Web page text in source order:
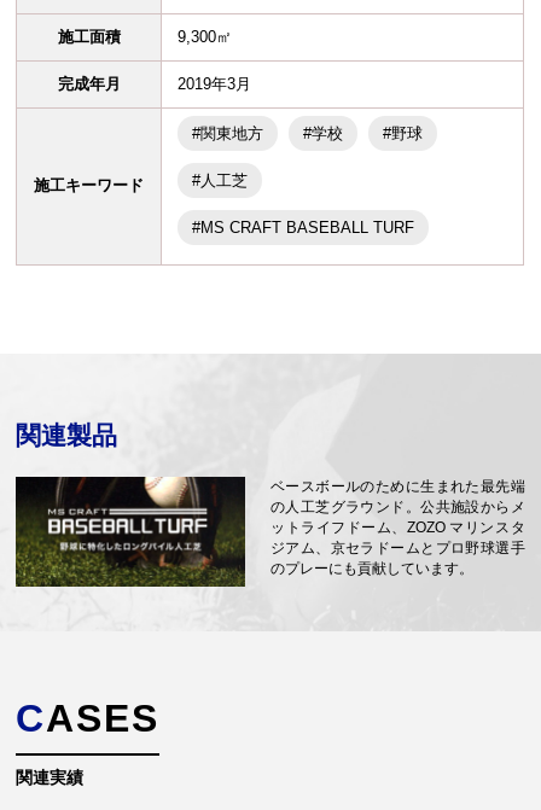
施工面積 9,300㎡
完成年月 2019年3月
施工キーワード
#関東地方 #学校 #野球
#人工芝
#MS CRAFT BASEBALL TURF
関連製品
ベースボールのために生まれた最先端
の人工芝グラウンド。公共施設からメ
ットライフドーム、ZOZO マリンスタ
ジアム、京セラドームとプロ野球選手
のプレーにも貢献しています。
CASES
関連実績